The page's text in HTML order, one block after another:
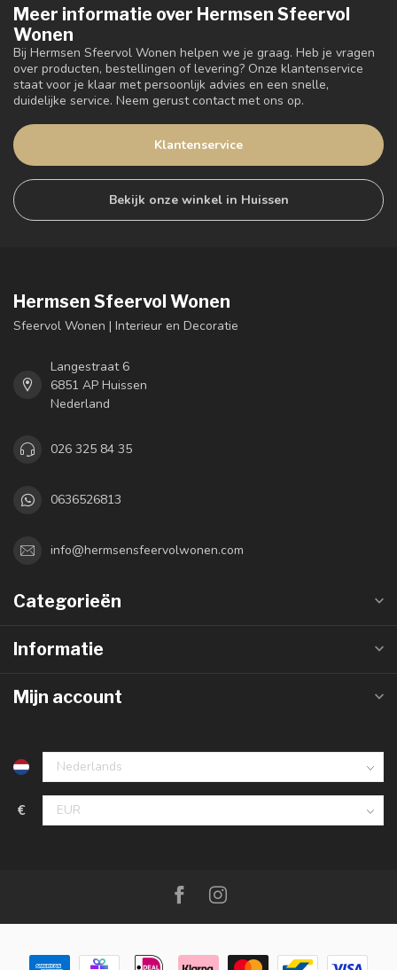
Meer informatie over Hermsen Sfeervol
Wonen
Bij Hermsen Sfeervol Wonen helpen we je graag. Heb je vragen
over producten, bestellingen of levering? Onze klantenservice
staat voor je klaar met persoonlijk advies en een snelle,
duidelijke service. Neem gerust contact met ons op.
Klantenservice
Bekijk onze winkel in Huissen
Hermsen Sfeervol Wonen
Sfeervol Wonen | Interieur en Decoratie
Langestraat 6
6851 AP Huissen
Nederland
026 325 84 35
0636526813
info@hermsensfeervolwonen.com
Categorieën
Informatie
Mijn account
€